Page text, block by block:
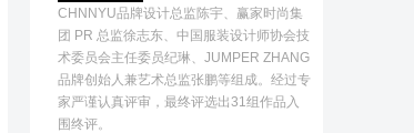
CHNNYU品牌设计总监陈宇、赢家时尚集
团 PR 总监徐志东、中国服装设计师协会技
术委员会主任委员纪琳、JUMPER ZHANG
品牌创始人兼艺术总监张鹏等组成。经过专
家严谨认真评审，最终评选出31组作品入
围终评。